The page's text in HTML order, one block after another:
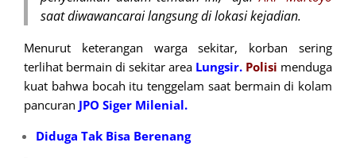
saat diwawancarai langsung di lokasi kejadian.
Menurut keterangan warga sekitar, korban sering
terlihat bermain di sekitar area Lungsir. Polisi menduga
kuat bahwa bocah itu tenggelam saat bermain di kolam
pancuran JPO Siger Milenial.
Diduga Tak Bisa Berenang